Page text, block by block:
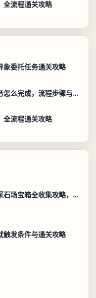
全流程通关攻略
象委托任务通关攻略
异环异象委托唤孤归任务怎么完成，流程步骤与位置攻略
全流程通关攻略
明日方舟终末地阿伯莉采石场宝箱全收集攻略，全点位分布图与路线
触发条件与通关攻略